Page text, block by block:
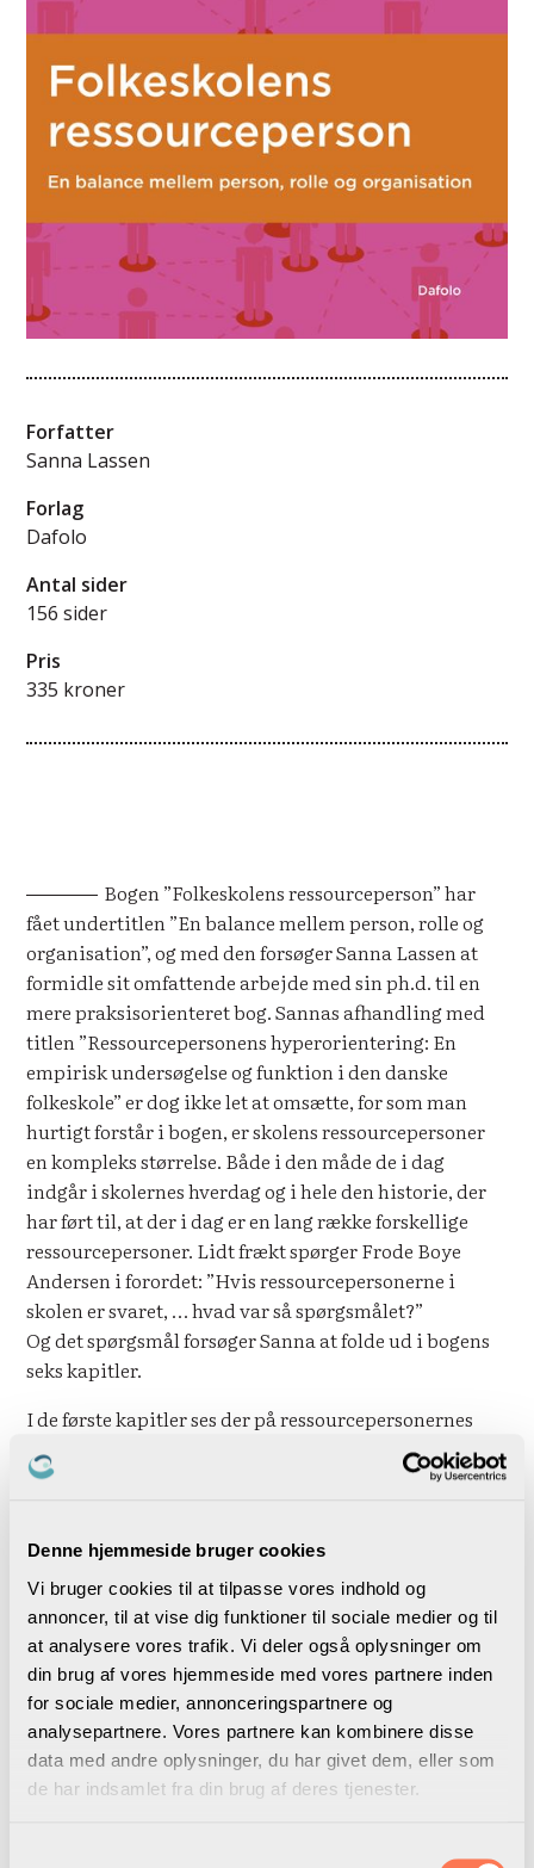
Denne hjemmeside bruger cookies
Vi bruger cookies til at tilpasse vores indhold og
annoncer, til at vise dig funktioner til sociale medier og til
at analysere vores trafik. Vi deler også oplysninger om
din brug af vores hjemmeside med vores partnere inden
for sociale medier, annonceringspartnere og
analysepartnere. Vores partnere kan kombinere disse
data med andre oplysninger, du har givet dem, eller som
de har indsamlet fra din brug af deres tjenester.
Forfatter
Sanna Lassen
Forlag
Dafolo
Antal sider
156 sider
Pris
335 kroner
Bogen ”Folkeskolens ressourceperson” har
fået undertitlen ”En balance mellem person, rolle og
organisation”, og med den forsøger Sanna Lassen at
formidle sit omfattende arbejde med sin ph.d. til en
mere praksisorienteret bog. Sannas afhandling med
titlen ”Ressourcepersonens hyperorientering: En
empirisk undersøgelse og funktion i den danske
folkeskole” er dog ikke let at omsætte, for som man
hurtigt forstår i bogen, er skolens ressourcepersoner
en kompleks størrelse. Både i den måde de i dag
indgår i skolernes hverdag og i hele den historie, der
har ført til, at der i dag er en lang række forskellige
ressourcepersoner. Lidt frækt spørger Frode Boye
Andersen i forordet: ”Hvis ressourcepersonerne i
skolen er svaret, … hvad var så spørgsmålet?”
Og det spørgsmål forsøger Sanna at folde ud i bogens
seks kapitler.
I de første kapitler ses der på ressourcepersonernes
historie, både i den engelsksprogede og skandinaviske
forskningslitteratur samt den danske
og kigger i kapitel 3-5 på en række temaer, der belyser
ressourcepersonens multifunktionalitet,
organisatoriske strategi og hyperorientering. Her skal
man holde tungen lige i munden, da det er her, Sanna
udfolder sin empiri og opbygger den teoretiske
ramme, der leder frem til modellen i bogens kapitel 6.
Her bliver rammen samlet til et overordnet blik på
ressourcepersonen i et organisatorisk, rolle- og
personniveau.
sig til både et hvad, hvornår, hvem, hvorfor og hvordan